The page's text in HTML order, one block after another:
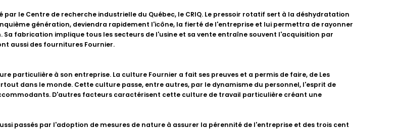
le Centre de recherche industrielle du Québec, le CRIQ. Le pressoir rotatif sert à la déshydratation
génération, deviendra rapidement l'icône, la fierté de l'entreprise et lui permettra de rayonner
fabrication implique tous les secteurs de l'usine et sa vente entraîne souvent l'acquisition par
aussi des fournitures Fournier.
particulière à son entreprise. La culture Fournier a fait ses preuves et a permis de faire, de Les
dans le monde. Cette culture passe, entre autres, par le dynamisme du personnel, l'esprit de
D'autres facteurs caractérisent cette culture de travail particulière créant une
passés par l'adoption de mesures de nature à assurer la pérennité de l'entreprise et des trois cent